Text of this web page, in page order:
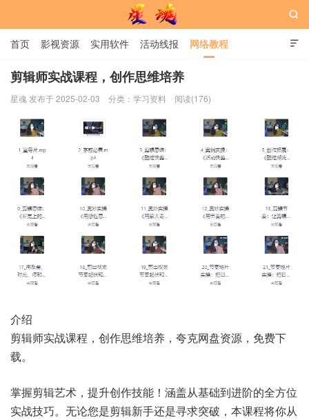

首页 影视资源 实用软件 活动线报 网络教程
用户中心 书籍 娱乐

剪辑师实战课程，创作思维培养
星魂 发布于 2025-02-03 分类： 学习资料 阅读(176)
介绍
剪辑师实战课程，创作思维培养，夸克网盘资源，免费下
载。
掌握剪辑艺术，提升创作技能！涵盖从基础到进阶的全方位
实战技巧。无论您是剪辑新手还是寻求突破，本课程将你从